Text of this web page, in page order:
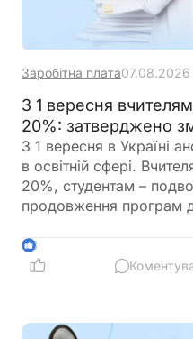
Заробітна плата07.08.2026
З 1 вересня
20%: затверджено
З 1 вересня в Україні
в освітній сфері.
20%, студентам –
продовження програм
праці педагогів, яка
оклади та поступовий
3